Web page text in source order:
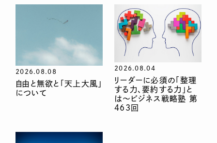
2026.08.08
自由と無欲と「天上大風」
について
2026.08.04
リーダーに必須の「整理
する力、要約する力」と
は〜ビジネス戦略塾 第
463回